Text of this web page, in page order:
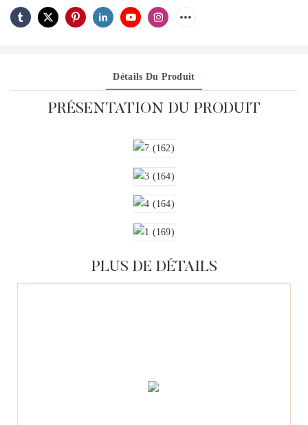
Détails Du Produit
PRÉSENTATION DU PRODUIT
PLUS DE DÉTAILS